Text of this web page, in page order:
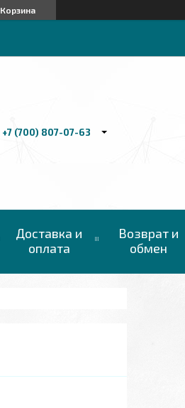
Корзина
+7 (700) 807-07-63
Доставка и
оплата
Возврат и
обмен